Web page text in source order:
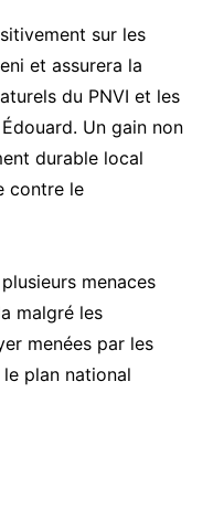
sur les
et assurera la
du PNVI et les
Un gain non
durable local
contre le
menaces
malgré les
menées par les
plan national